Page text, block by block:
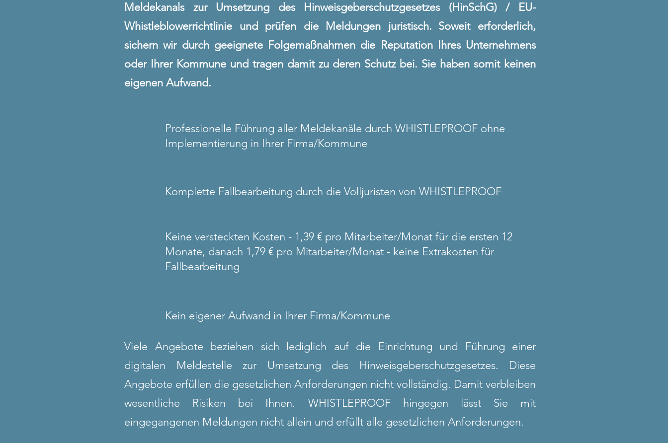
Komplette Fallbearbeitung durch die Volljuristen von WHISTLEPROOF
Meldekanals zur Umsetzung des Hinweisgeberschutzgesetzes (HinSchG) / EU-
Whistleblowerrichtlinie und prüfen die Meldungen juristisch. Soweit erforderlich,
sichern wir durch geeignete Folgemaßnahmen die Reputation Ihres Unternehmens
oder Ihrer Kommune und tragen damit zu deren Schutz bei. Sie haben somit keinen
eigenen Aufwand.
Viele Angebote beziehen sich lediglich auf die Einrichtung und Führung einer
digitalen Meldestelle zur Umsetzung des Hinweisgeberschutzgesetzes. Diese
Angebote erfüllen die gesetzlichen Anforderungen nicht vollständig. Damit verbleiben
wesentliche Risiken bei Ihnen. WHISTLEPROOF hingegen lässt Sie mit
eingegangenen Meldungen nicht allein und erfüllt alle gesetzlichen Anforderungen.
Professionelle Führung aller Meldekanäle durch WHISTLEPROOF ohne
Implementierung in Ihrer Firma/Kommune
Kein eigener Aufwand in Ihrer Firma/Kommune
Keine versteckten Kosten - 1,39 € pro Mitarbeiter/Monat für die ersten 12
Monate, danach 1,79 € pro Mitarbeiter/Monat - keine Extrakosten für
Fallbearbeitung